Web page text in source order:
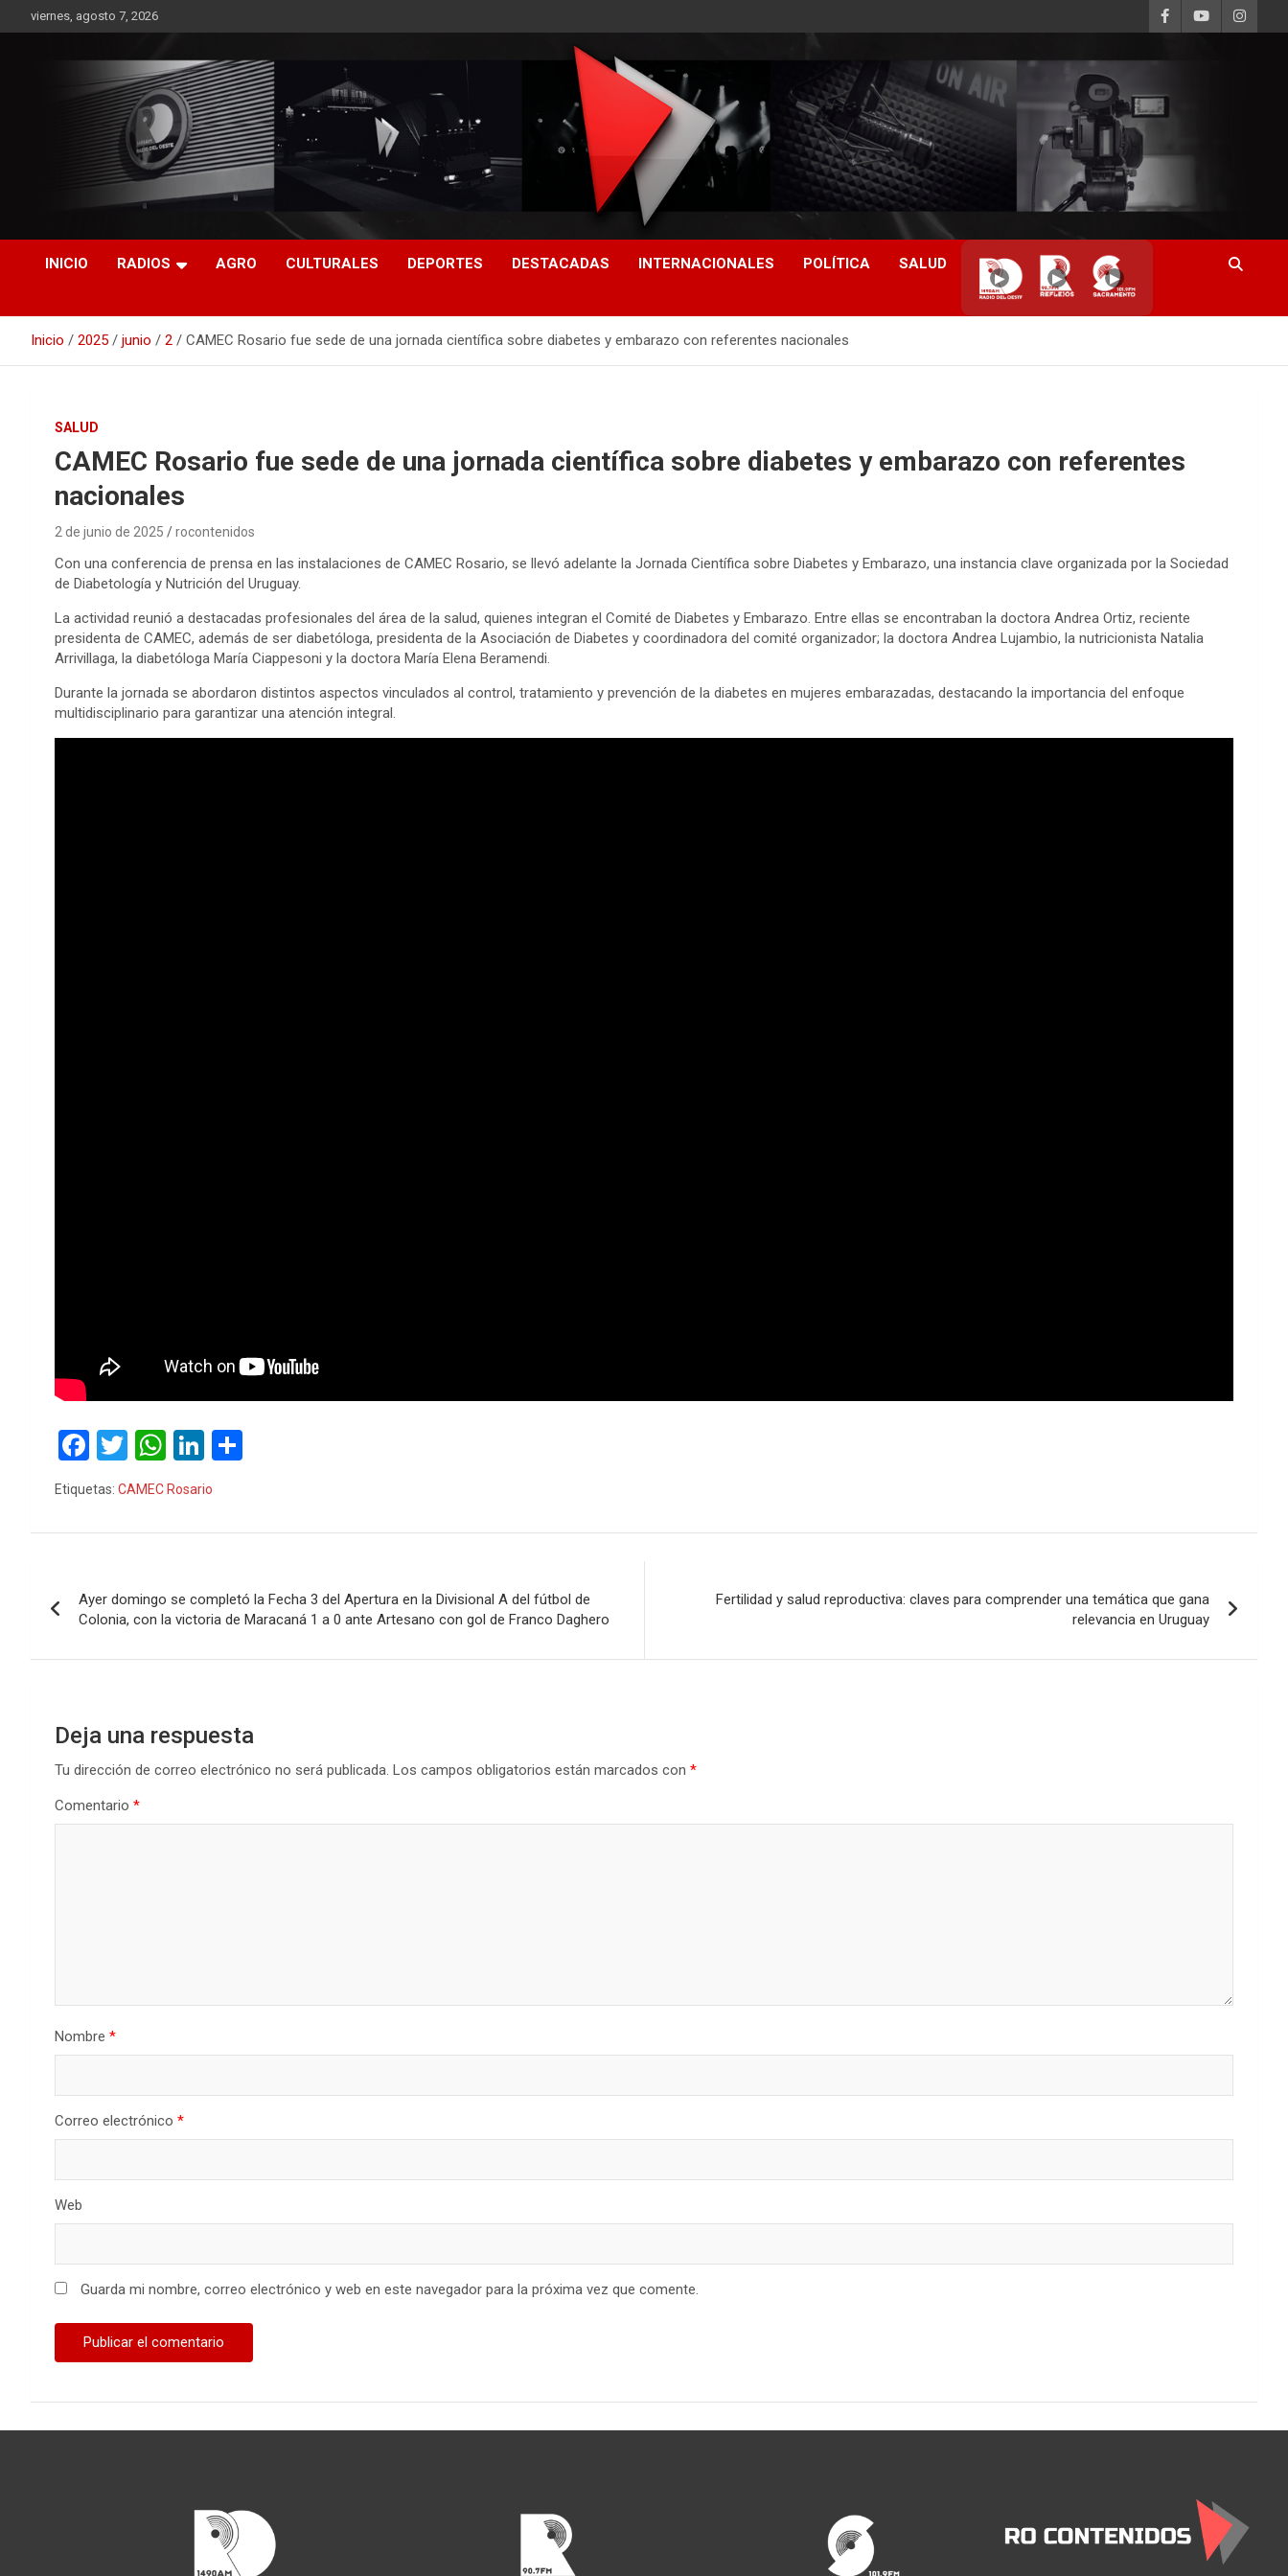
al
viernes, agosto 7, 2026
RO CONTENIDOS
INICIO RADIOS AGRO CULTURALES DEPORTES DESTACADAS INTERNACIONALES POLÍTICA SALUD
▶ ▶ ▶
Inicio 2025 junio 2 CAMEC Rosario fue sede de una jornada científica sobre diabetes y embarazo con referentes nacionales
SALUD
CAMEC Rosario fue sede de una jornada científica sobre diabetes y embarazo con referentes
nacionales
2 de junio de 2025 rocontenidos
Con una conferencia de prensa en las instalaciones de CAMEC Rosario, se llevó adelante la Jornada Científica sobre Diabetes y Embarazo, una instancia clave organizada por la Sociedad
de Diabetología y Nutrición del Uruguay.
La actividad reunió a destacadas profesionales del área de la salud, quienes integran el Comité de Diabetes y Embarazo. Entre ellas se encontraban la doctora Andrea Ortiz, reciente
presidenta de CAMEC, además de ser diabetóloga, presidenta de la Asociación de Diabetes y coordinadora del comité organizador; la doctora Andrea Lujambio, la nutricionista Natalia
Arrivillaga, la diabetóloga María Ciappesoni y la doctora María Elena Beramendi.
Durante la jornada se abordaron distintos aspectos vinculados al control, tratamiento y prevención de la diabetes en mujeres embarazadas, destacando la importancia del enfoque
multidisciplinario para garantizar una atención integral.
F
a
b
o
k
T
wi
er
W
h
s
p
p
Li
dI p
tir
Etiquetas: CAMEC Rosario
de
entradas
Ayer domingo se completó la Fecha 3 del Apertura en la Divisional A del fútbol de
Colonia, con la victoria de Maracaná 1 a 0 ante Artesano con gol de Franco Daghero
Fertilidad y salud reproductiva: claves para comprender una temática que gana
relevancia en Uruguay
Deja una respuesta
Tu dirección de correo electrónico no será publicada. Los campos obligatorios están marcados con *
Comentario *
Nombre *
Correo electrónico *
Web
Guarda mi nombre, correo electrónico y web en este navegador para la próxima vez que comente.